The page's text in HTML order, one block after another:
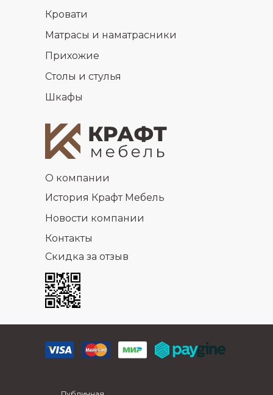
Кровати
Матрасы и наматрасники
Прихожие
Столы и стулья
Шкафы
О компании
История Крафт Мебель
Новости компании
Контакты
Скидка за отзыв